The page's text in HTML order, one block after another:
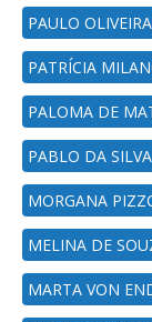
PAULO
PATRÍCIA
PALOMA DE
PABLO DA
MORGANA
MELINA DE
MARTA VON